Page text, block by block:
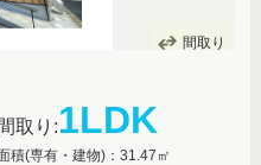
間取り
間取り:1LDK
積(専有・建物)：31.47㎡